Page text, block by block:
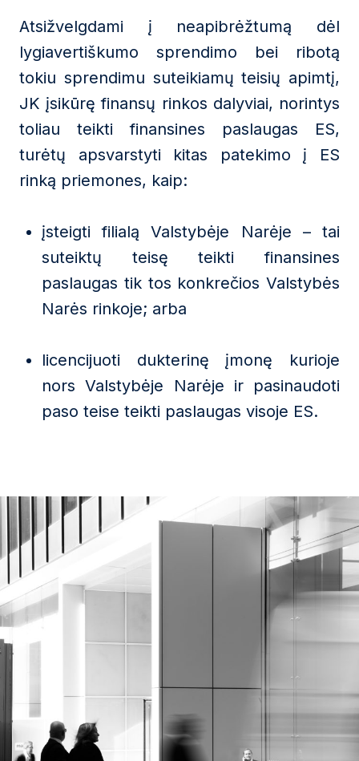
Atsižvelgdami į neapibrėžtumą dėl
lygiavertiškumo sprendimo bei ribotą
tokiu sprendimu suteikiamų teisių apimtį,
JK įsikūrę finansų rinkos dalyviai, norintys
toliau teikti finansines paslaugas ES,
turėtų apsvarstyti kitas patekimo į ES
rinką priemones, kaip:
įsteigti filialą Valstybėje Narėje – tai
suteiktų teisę teikti finansines
paslaugas tik tos konkrečios Valstybės
Narės rinkoje; arba
licencijuoti dukterinę įmonę kurioje
nors Valstybėje Narėje ir pasinaudoti
paso teise teikti paslaugas visoje ES.